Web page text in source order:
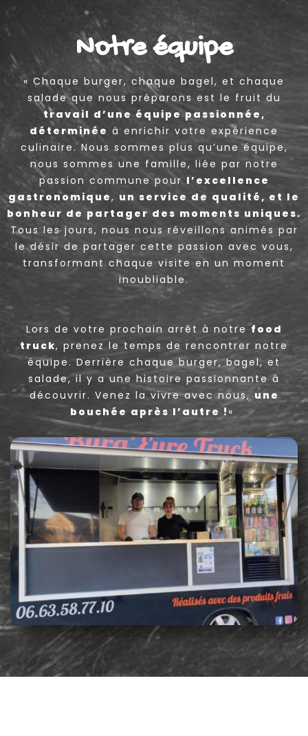
Notre équipe
« Chaque burger, chaque bagel, et chaque
salade que nous préparons est le fruit du
travail d’une équipe passionnée,
déterminée à enrichir votre expérience
culinaire. Nous sommes plus qu’une équipe,
nous sommes une famille, liée par notre
passion commune pour l’excellence
gastronomique, un service de qualité, et le
bonheur de partager des moments uniques.
Tous les jours, nous nous réveillons animés par
le désir de partager cette passion avec vous,
transformant chaque visite en un moment
inoubliable.
Lors de votre prochain arrêt à notrefood
truck, prenez le temps de rencontrer notre
équipe. Derrière chaque burger, bagel, et
salade, il y a une histoire passionnante à
découvrir. Venez la vivre avec nous, une
bouchée après l’autre !«